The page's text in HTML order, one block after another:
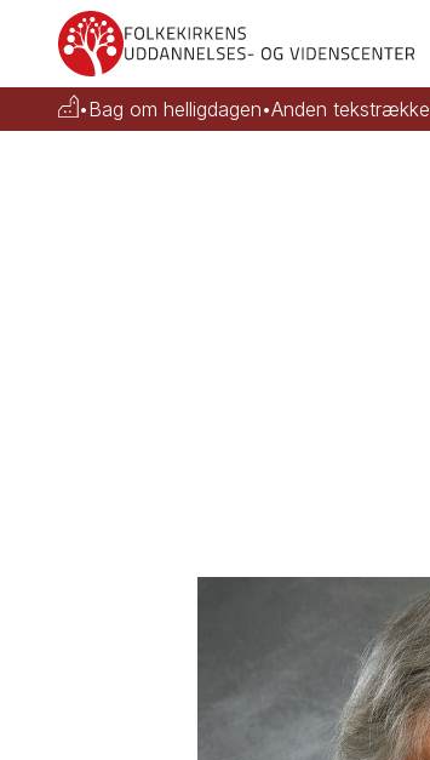
•Bag om helligdagen•Anden tekstrække